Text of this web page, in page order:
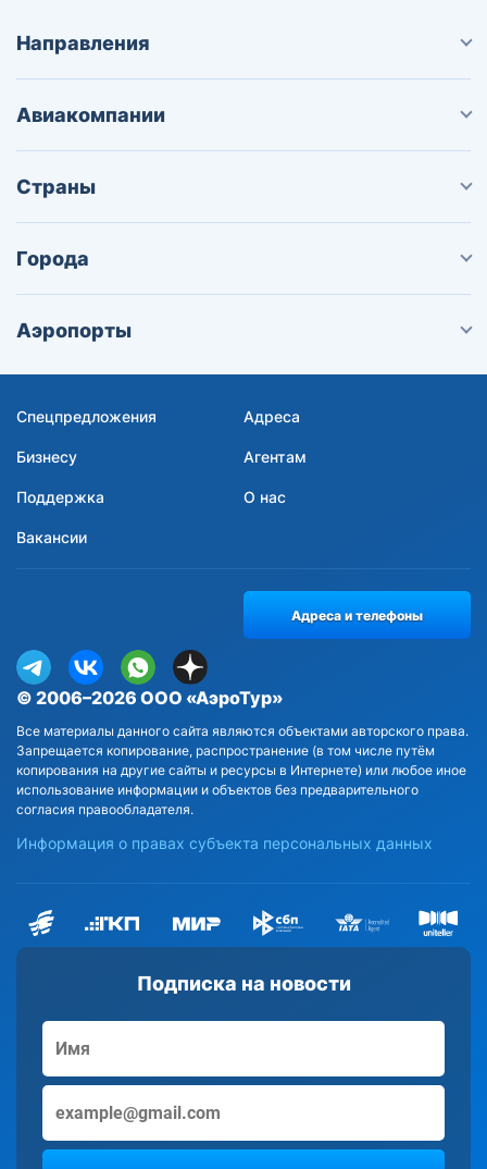
Направления
Авиакомпании
Страны
Города
Аэропорты
Спецпредложения Адреса
Бизнесу Агентам
Поддержка О нас
Вакансии
Подписка на новости
© 2006–2026 ООО «АэроТур»
Все материалы данного сайта являются объектами авторского права.
Запрещается копирование, распространение (в том числе путём
копирования на другие сайты и ресурсы в Интернете) или любое иное
использование информации и объектов без предварительного
согласия правообладателя.
Информация о правах субъекта персональных данных
Адреса и телефоны